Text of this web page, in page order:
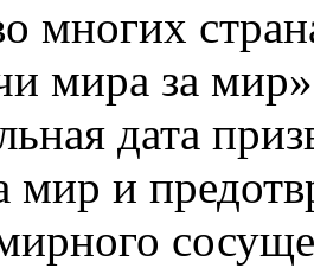
многих
мира за
дата
мир и